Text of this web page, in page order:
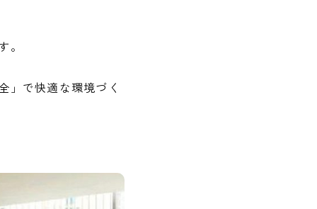
」で快適な環境づく